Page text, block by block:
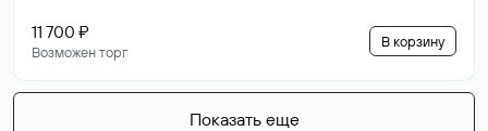
11 700 ₽
Возможен торг
В корзину
Показать еще